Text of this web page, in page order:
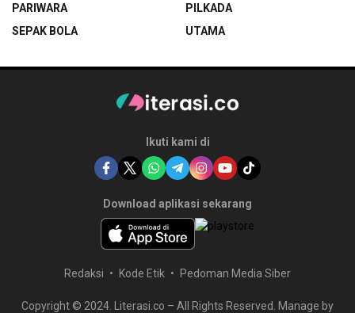
PARIWARA
PILKADA
SEPAK BOLA
UTAMA
Ikuti kami di
Download aplikasi sekarang
Redaksi Kode Etik Pedoman Media Siber
Copyright © 2024. Literasi.co – All Rights Reserved. Manage by